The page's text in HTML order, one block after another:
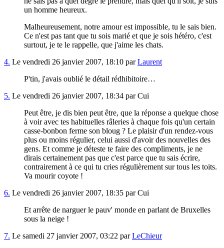
un homme heureux.
Malheureusement, notre amour est impossible, tu le sais bien.
Ce n'est pas tant que tu sois marié et que je sois hétéro, c'est
surtout, je te le rappelle, que j'aime les chats.
4. Le vendredi 26 janvier 2007, 18:10 parLaurent
P'tin, j'avais oublié le détail rédhibitoire…
5. Le vendredi 26 janvier 2007, 18:34 par Cui
Peut être, je dis bien peut être, que la réponse a quelque chose
à voir avec tes habituelles râleries à chaque fois qu'un certain
casse-bonbon ferme son bloug ? Le plaisir d'un rendez-vous
plus ou moins régulier, celui aussi d'avoir des nouvelles des
gens. Et comme je déteste te faire des compliments, je ne
dirais certainement pas que c'est parce que tu sais écrire,
contrairement à ce qui tu cries régulièrement sur tous les toits.
Va mourir coyote !
6. Le vendredi 26 janvier 2007, 18:35 par Cui
Et arrête de narguer le pauv' monde en parlant de Bruxelles
sous la neige !
7. Le samedi 27 janvier 2007, 03:22 parLeChieur